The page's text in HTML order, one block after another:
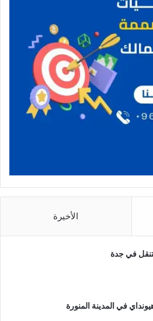
الأخيرة
في جدة
في المدينة المنورة